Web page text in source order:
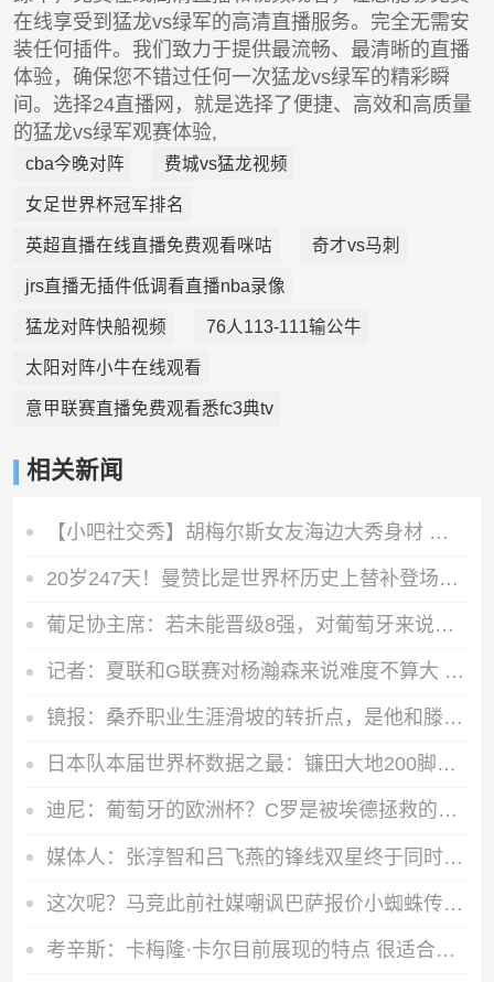
在线享受到猛龙vs绿军的高清直播服务。完全无需安
装任何插件。我们致力于提供最流畅、最清晰的直播
体验，确保您不错过任何一次猛龙vs绿军的精彩瞬
间。选择24直播网，就是选择了便捷、高效和高质量
的猛龙vs绿军观赛体验,
cba今晚对阵 费城vs猛龙视频
女足世界杯冠军排名
英超直播在线直播免费观看咪咕 奇才vs马刺
jrs直播无插件低调看直播nba录像
猛龙对阵快船视频 76人113-111输公牛
太阳对阵小牛在线观看
意甲联赛直播免费观看悉fc3典tv
相关新闻
【小吧社交秀】胡梅尔斯女友海边大秀身材 球员享受假期时光
20岁247天！曼赞比是世界杯历史上替补登场梅开二度的最年轻球员
葡足协主席：若未能晋级8强，对葡萄牙来说将是糟糕的世界杯之旅
记者：夏联和G联赛对杨瀚森来说难度不算大 看能否把表现带到NBA
镜报：桑乔职业生涯滑坡的转折点，是他和滕哈赫公开撕破脸一事
日本队本届世界杯数据之最：镰田大地200脚传球，上田绮世9次射门
迪尼：葡萄牙的欧洲杯？C罗是被埃德拯救的，他当时在场下像教练
媒体人：张淳智和吕飞燕的锋线双星终于同时爆发！下一场争第九！
这次呢？马竞此前社媒嘲讽巴萨报价小蜘蛛传闻，如今球员公开表态
考辛斯：卡梅隆·卡尔目前展现的特点 很适合与东契奇搭档